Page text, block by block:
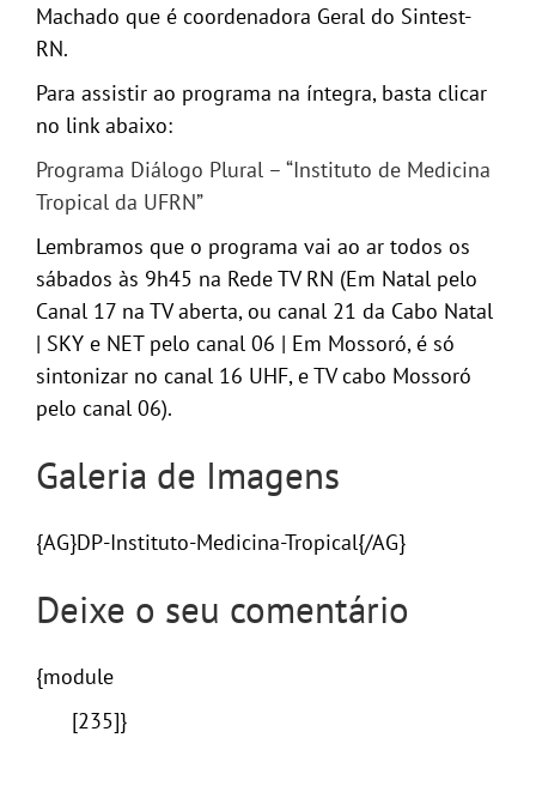
Machado que é coordenadora Geral do Sintest-
RN.
Para assistir ao programa na íntegra, basta clicar
no link abaixo:
Programa Diálogo Plural – “Instituto de Medicina
Tropical da UFRN”
Lembramos que o programa vai ao ar todos os
sábados às 9h45 na Rede TV RN (Em Natal pelo
Canal 17 na TV aberta, ou canal 21 da Cabo Natal
| SKY e NET pelo canal 06 | Em Mossoró, é só
sintonizar no canal 16 UHF, e TV cabo Mossoró
pelo canal 06).
Galeria de Imagens
{AG}DP-Instituto-Medicina-Tropical{/AG}
Deixe o seu comentário
{module
[235]}